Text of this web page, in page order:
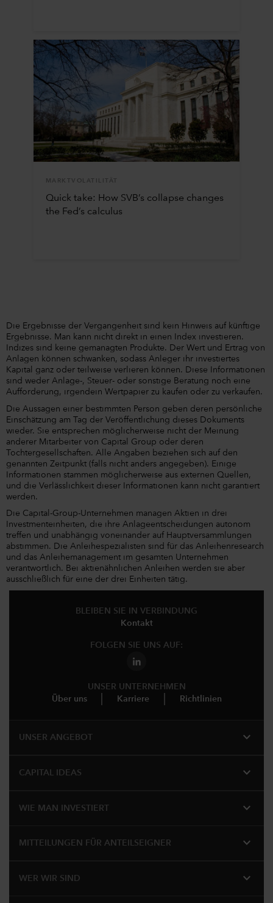
MARKTVOLATILITÄT
Quick take: How SVB’s collapse changes
the Fed’s calculus
Die Ergebnisse der Vergangenheit sind kein Hinweis auf künftige
Ergebnisse. Man kann nicht direkt in einen Index investieren.
Indizes sind keine gemanagten Produkte. Der Wert und Ertrag von
Anlagen können schwanken, sodass Anleger ihr investiertes
Kapital ganz oder teilweise verlieren können. Diese Informationen
sind weder Anlage-, Steuer- oder sonstige Beratung noch eine
Aufforderung, irgendein Wertpapier zu kaufen oder zu verkaufen.
Die Aussagen einer bestimmten Person geben deren persönliche
Einschätzung am Tag der Veröffentlichung dieses Dokuments
wieder. Sie entsprechen möglicherweise nicht der Meinung
anderer Mitarbeiter von Capital Group oder deren
Tochtergesellschaften. Alle Angaben beziehen sich auf den
genannten Zeitpunkt (falls nicht anders angegeben). Einige
Informationen stammen möglicherweise aus externen Quellen,
und die Verlässlichkeit dieser Informationen kann nicht garantiert
werden.
Die Capital-Group-Unternehmen managen Aktien in drei
Investmenteinheiten, die ihre Anlageentscheidungen autonom
treffen und unabhängig voneinander auf Hauptversammlungen
abstimmen. Die Anleihespezialisten sind für das Anleihenresearch
und das Anleihemanagement im gesamten Unternehmen
verantwortlich. Bei aktienähnlichen Anleihen werden sie aber
ausschließlich für eine der drei Einheiten tätig.
BLEIBEN SIE IN VERBINDUNG
Kontakt
FOLGEN SIE UNS AUF:
UNSER UNTERNEHMEN
Über uns
Karriere Richtlinien
UNSER ANGEBOT expand_more
CAPITAL IDEAS expand_more
WIE MAN INVESTIERT expand_more
MITTEILUNGEN FÜR ANTEILSEIGNER expand_more
WER WIR SIND expand_more